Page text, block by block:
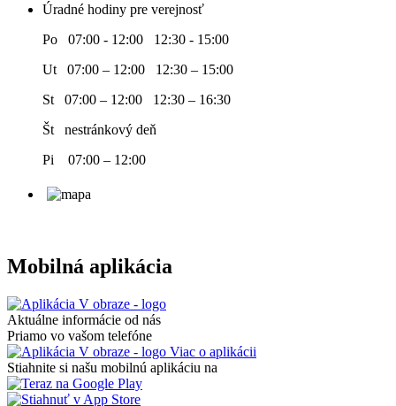
Úradné hodiny pre verejnosť
Po 07:00 - 12:00 12:30 - 15:00
Ut 07:00 – 12:00 12:30 – 15:00
St 07:00 – 12:00 12:30 – 16:30
Št nestránkový deň
Pi 07:00 – 12:00
Mobilná aplikácia
Aktuálne informácie od nás
Priamo vo vašom telefóne
Viac o aplikácii
Stiahnite si našu mobilnú aplikáciu na